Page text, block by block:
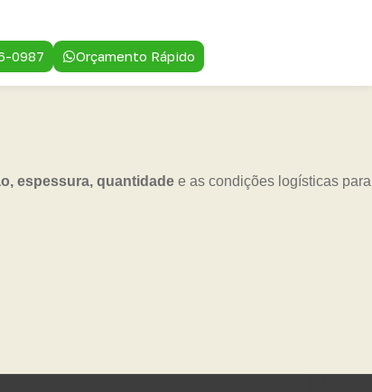
0987 Orçamento Rápido
espessura, quantidade e as condições logísticas para